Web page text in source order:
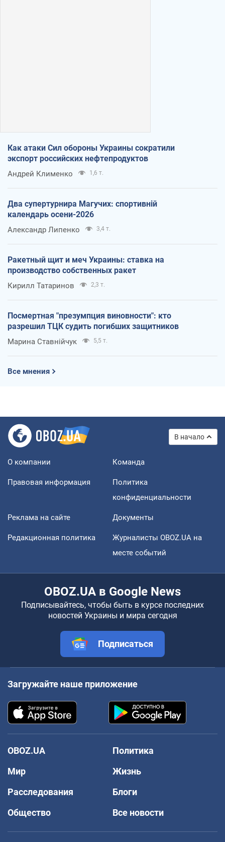
Как атаки Сил обороны Украины сократили
экспорт российских нефтепродуктов
Андрей Клименко 1,6 т.
Два супертурнира Магучих: спортивній
календарь осени-2026
Александр Липенко 3,4 т.
Ракетный щит и меч Украины: ставка на
производство собственных ракет
Кирилл Татаринов 2,3 т.
Посмертная "презумпция виновности": кто
разрешил ТЦК судить погибших защитников
Марина Ставнійчук 5,5 т.
Все мнения
В начало
О компании Команда
Правовая информация
Политика
конфиденциальности
Реклама на сайте Документы
Редакционная политика
Журналисты OBOZ.UA на
месте событий
OBOZ.UA в Google News
Подписывайтесь, чтобы быть в курсе последних
новостей Украины и мира сегодня
Подписаться
Загружайте наше приложение
OBOZ.UA
Политика
Мир
Жизнь
Расследования
Блоги
Общество
Все новости